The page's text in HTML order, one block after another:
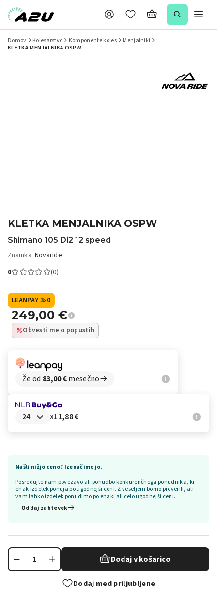
Domov Kolesarstvo Komponente koles
Menjalniki
KLETKA MENJALNIKA OSPW
KLETKA MENJALNIKA OSPW
Shimano 105 Di2 12 speed
Znamka: Novaride
0
(0)
LEANPAY 3x0
249,00€
Obvesti me o popustih
Že od 83,00€mesečno
x11,88 €
Našli nižjo ceno? Izenačimo jo.
Posredujte nam povezavo ali ponudbo konkurenčnega ponudnika, ki
enak izdelek ponuja po ugodnejši ceni. Z veseljem bomo preverili, ali
vam lahko izdelek ponudimo po enaki ali celo ugodnejši ceni.
Oddaj zahtevek
Dodaj v košarico
Dodaj med priljubljene